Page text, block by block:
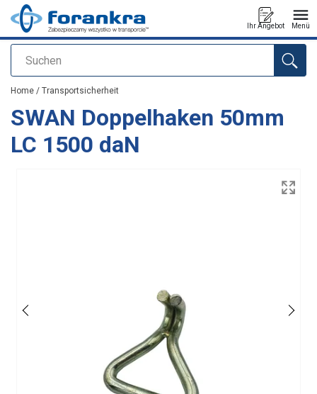
Suchen
Ihr Angebot Menü
Anfragen
Home / Transportsicherheit
SWAN Doppelhaken 50mm
LC 1500 daN